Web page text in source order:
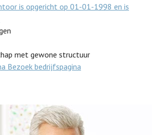
is opgericht op 01-01-1998 en is
met gewone structuur
Bezoek bedrijfspagina